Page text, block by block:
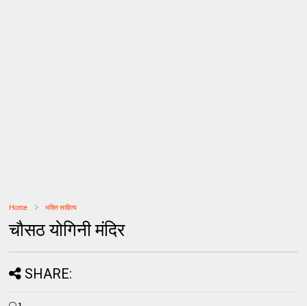
Home भक्ति साहित्य
चौसठ योगिनी मंदिर
SHARE: